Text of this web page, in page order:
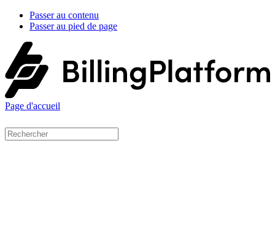
Passer au contenu
Passer au pied de page
Page d'accueil